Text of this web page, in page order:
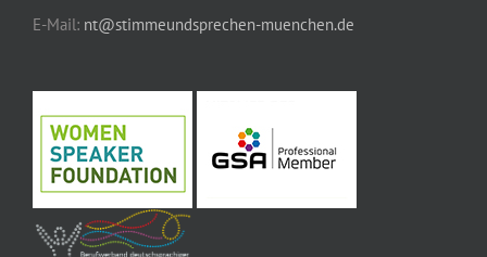
E-Mail: nt@stimmeundsprechen-muenchen.de